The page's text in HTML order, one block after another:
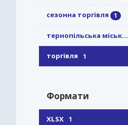
сезонна торгівля 1
тернопільська міськ...
торгівля 1
Формати
XLSX 1